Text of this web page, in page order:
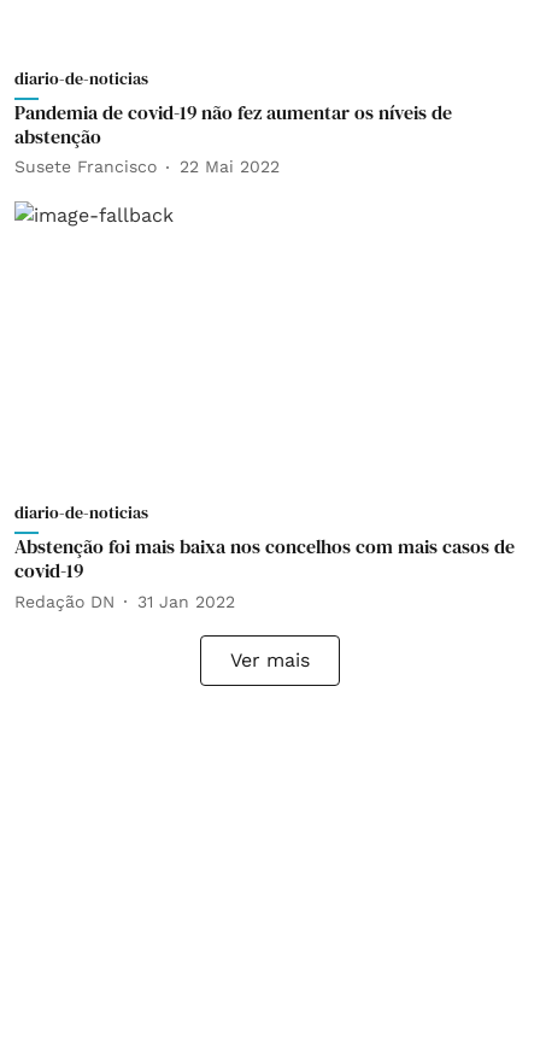
diario-de-noticias
Pandemia de covid-19 não fez aumentar os níveis de
abstenção
Susete Francisco 22 Mai 2022
diario-de-noticias
Abstenção foi mais baixa nos concelhos com mais casos de
covid-19
Redação DN 31 Jan 2022
Ver mais